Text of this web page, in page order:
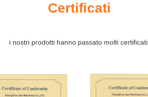
Certificati
i nostri prodotti hanno passato molti certificati.